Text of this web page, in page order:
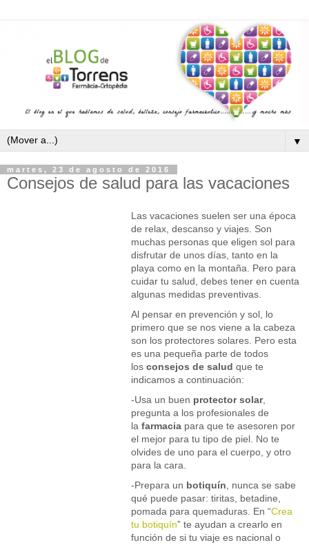
▼
martes, 23 de agosto de 2016
Consejos de salud para las vacaciones
Las vacaciones suelen ser una época
de relax, descanso y viajes. Son
muchas personas que eligen sol para
disfrutar de unos días, tanto en la
playa como en la montaña. Pero para
cuidar tu salud, debes tener en cuenta
algunas medidas preventivas.
Al pensar en prevención y sol, lo
primero que se nos viene a la cabeza
son los protectores solares. Pero esta
es una pequeña parte de todos
los consejos de salud que te
indicamos a continuación:
-Usa un buen protector solar,
pregunta a los profesionales de
la farmacia para que te asesoren por
el mejor para tu tipo de piel. No te
olvides de uno para el cuerpo, y otro
para la cara.
-Prepara un botiquín , nunca se sabe
qué puede pasar: tiritas, betadine,
pomada para quemaduras. En “Crea
tu botiquín” te ayudan a crearlo en
función de si tu viaje es nacional o